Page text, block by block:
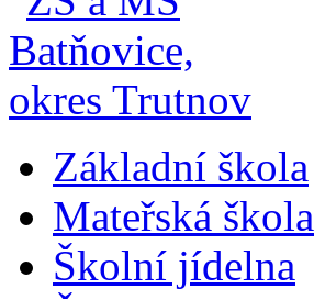
Základní škola
Mateřská škola
Školní jídelna